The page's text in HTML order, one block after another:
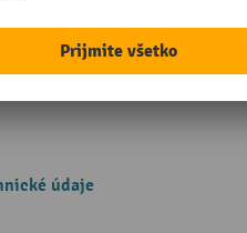
nápravy
hmotnosť
údaje